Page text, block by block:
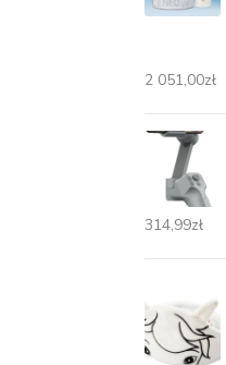
2 051,00zł
314,99zł